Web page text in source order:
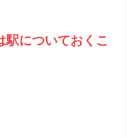
駅についておくこ